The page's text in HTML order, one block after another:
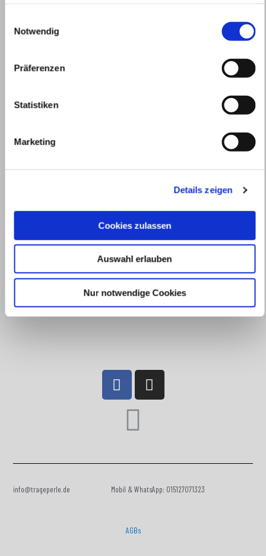
Notwendig
Präferenzen
Statistiken
Marketing
Details zeigen
Cookies zulassen
Auswahl erlauben
Nur notwendige Cookies
info@trageperle.de Mobil & WhatsApp: 015127071323
AGBs